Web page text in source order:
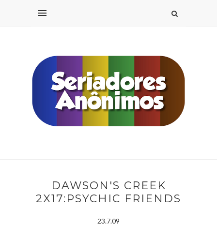
DAWSON'S CREEK
2X17:PSYCHIC FRIENDS
23.7.09